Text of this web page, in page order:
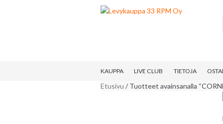
Skip
to
Skip
to
KAUPPA LIVE CLUB TIETOJA
Etusivu / Tuotteet avainsanalla